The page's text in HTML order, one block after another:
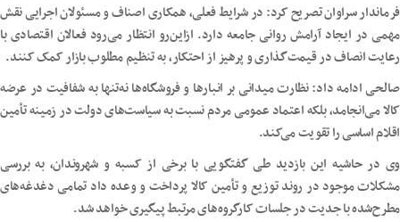
فرماندار سراوان تصریح کرد: در شرایط فعلی، همکاری اصناف و مسئولان اجرایی نقش
مهمی در ایجاد آرامش روانی جامعه دارد. ازاین‌رو انتظار می‌رود فعالان اقتصادی با
رعایت انصاف در قیمت‌گذاری و پرهیز از احتکار، به تنظیم مطلوب بازار کمک کنند.
صالحی ادامه داد: نظارت میدانی بر انبارها و فروشگاه‌ها نه‌تنها به شفافیت در عرضه
کالا می‌انجامد، بلکه اعتماد عمومی مردم نسبت به سیاست‌های دولت در زمینه تأمین
اقلام اساسی را تقویت می‌کند.
وی در حاشیه این بازدید طی گفتگویی با برخی از کسبه و شهروندان، به بررسی
مشکلات موجود در روند توزیع و تأمین کالا پرداخت و وعده داد تمامی دغدغه‌های
مطرح‌شده با جدیت در جلسات کارگروه‌های مرتبط پیگیری خواهد شد.